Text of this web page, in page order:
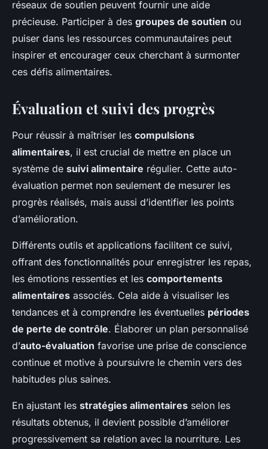
réseaux de soutien peuvent fournir une aide
précieuse. Participer à des groupes de soutien ou
puiser dans les ressources communautaires peut
inspirer et encourager ceux cherchant à surmonter
ces défis alimentaires.
Évaluation et suivi des progrès
Pour réussir à maîtriser les compulsions
alimentaires, il est crucial de mettre en place un
système de suivi alimentaire régulier. Cette auto-
évaluation permet non seulement de mesurer les
progrès réalisés, mais aussi d’identifier les points
d’amélioration.
Différents outils et applications facilitent ce suivi,
offrant des fonctionnalités pour enregistrer les repas,
les émotions ressenties et les comportements
alimentaires associés. Cela aide à visualiser les
tendances et à comprendre les éventuelles périodes
de perte de contrôle. Élaborer un plan personnalisé
d’auto-évaluation favorise une prise de conscience
continue et motive à poursuivre le chemin vers des
habitudes plus saines.
En ajustant les stratégies alimentaires selon les
résultats obtenus, il devient possible d’améliorer
progressivement sa relation avec la nourriture. Les